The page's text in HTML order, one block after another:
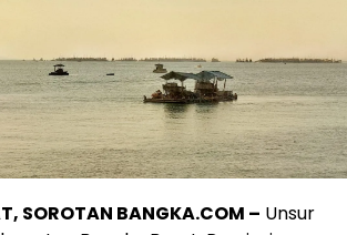
SOROTAN BANGKA.COM – Unsur